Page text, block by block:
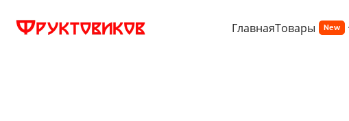
ГлавнаяТовары New